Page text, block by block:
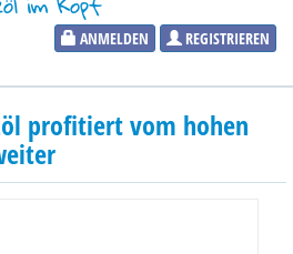
ANMELDEN REGISTRIEREN
profitiert vom hohen